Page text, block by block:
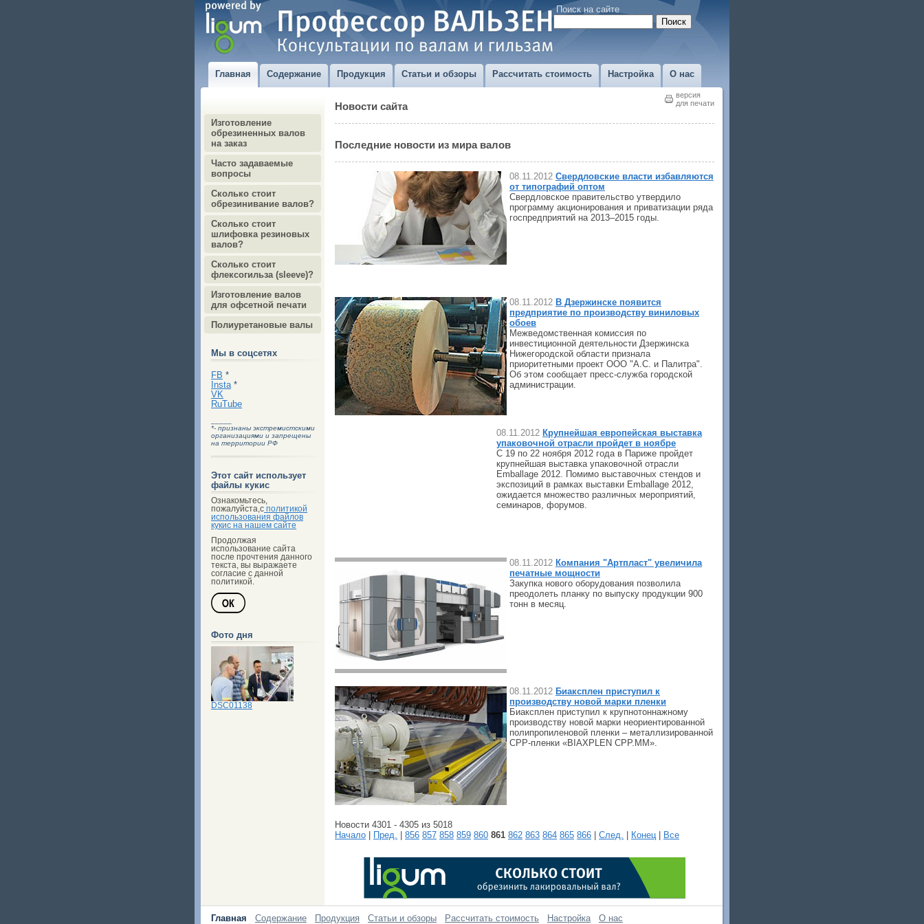
Поиск на сайте
Главная Содержание Продукция Статьи и обзоры Рассчитать стоимость Настройка О нас
Изготовление
обрезиненных валов
на заказ
Часто задаваемые
вопросы
Сколько стоит
обрезинивание валов?
Сколько стоит
шлифовка резиновых
валов?
Сколько стоит
флексогильза (sleeve)?
Изготовление валов
для офсетной печати
Полиуретановые валы
Мы в соцсетях
FB *
Insta *
VK
RuTube
*- признаны экстремистскими
организациями и запрещены
на территории РФ
Этот сайт использует
файлы кукис
Ознакомьтесь,
пожалуйста,с политикой
использования файлов
кукис на нашем сайте
Продолжая
использование сайта
после прочтения данного
текста, вы выражаете
согласие с данной
политикой.
Фото дня
DSC01138
версия
для печати
Новости сайта
Последние новости из мира валов
08.11.2012 Свердловские власти избавляются
от типографий оптом
Cвердловское правительство утвердило
программу акционирования и приватизации ряда
госпредприятий на 2013–2015 годы.
08.11.2012 В Дзержинске появится
предприятие по производству виниловых
обоев
Межведомственная комиссия по
инвестиционной деятельности Дзержинска
Нижегородской области признала
приоритетными проект ООО "А.С. и Палитра".
Об этом сообщает пресс-служба городской
администрации.
08.11.2012 Крупнейшая европейская выставка
упаковочной отрасли пройдет в ноябре
С 19 по 22 ноября 2012 года в Париже пройдет
крупнейшая выставка упаковочной отрасли
Emballage 2012. Помимо выставочных стендов и
экспозиций в рамках выставки Emballage 2012,
ожидается множество различных мероприятий,
семинаров, форумов.
08.11.2012 Компания "Артпласт" увеличила
печатные мощности
Закупка нового оборудования позволила
преодолеть планку по выпуску продукции 900
тонн в месяц.
08.11.2012 Биаксплен приступил к
производству новой марки пленки
Биаксплен приступил к крупнотоннажному
производству новой марки неориентированной
полипропиленовой пленки – металлизированной
CPP-пленки «BIAXPLEN CPP.MM».
Новости 4301 - 4305 из 5018
Начало
Пред. 856 857 858 859 860 861 862 863 864 865 866 След. Конец Все
Главная Содержание Продукция Статьи и обзоры Рассчитать стоимость Настройка О нас